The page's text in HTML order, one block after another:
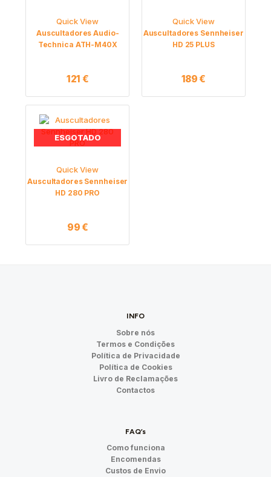
Quick View
Auscultadores Audio-
Technica ATH-M40X
121 €
Quick View
Auscultadores Sennheiser
HD 25 PLUS
189€
ESGOTADO
Quick View
Auscultadores Sennheiser
HD 280 PRO
99€
INFO
Sobre nós
Termos e Condições
Política de Privacidade
Política de Cookies
Livro de Reclamações
Contactos
FAQ’s
Como funciona
Encomendas
Custos de Envio